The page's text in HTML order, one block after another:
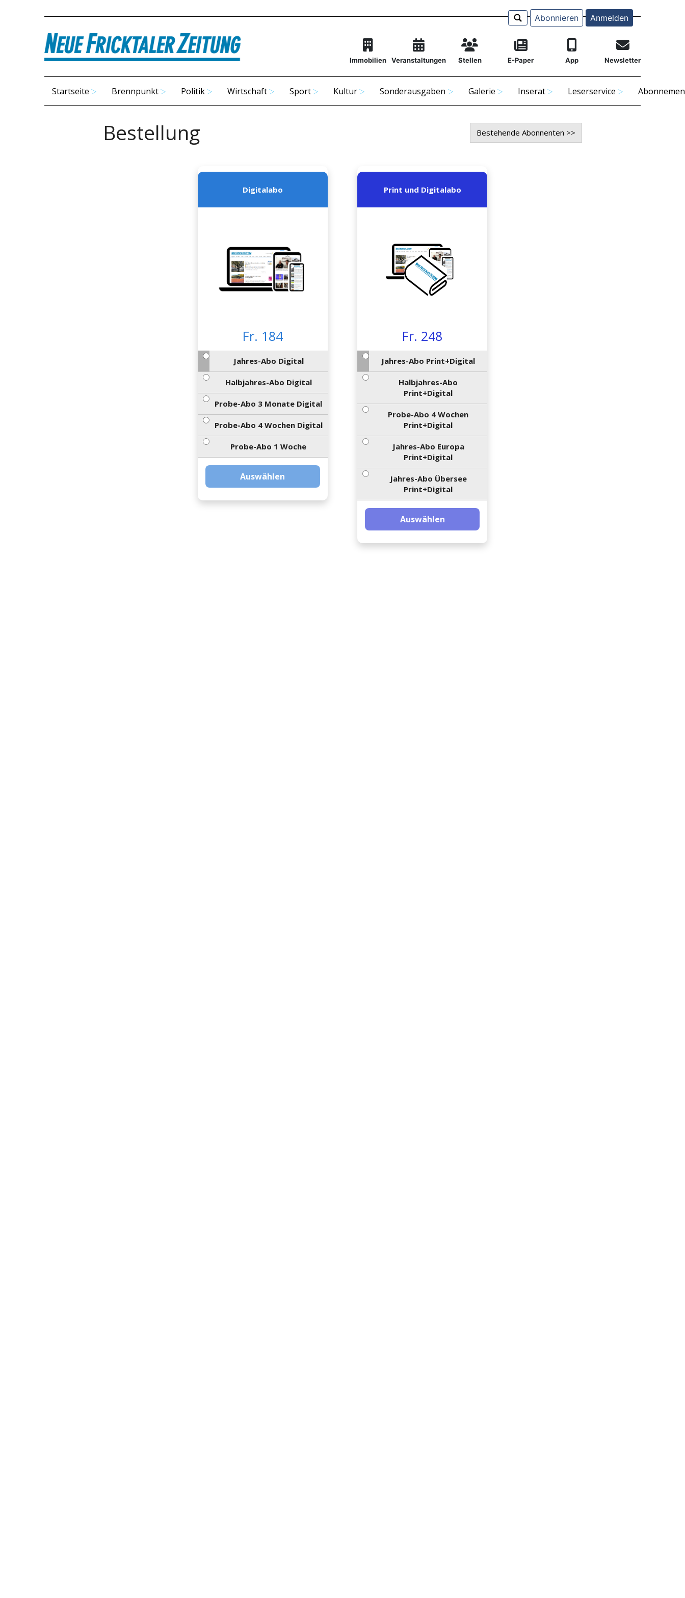
Abonnieren Anmelden
Immobilien Veranstaltungen Stellen E-Paper App Newsletter
Startseite Brennpunkt Politik Wirtschaft Sport Kultur Sonderausgaben Galerie Inserat Leserservice